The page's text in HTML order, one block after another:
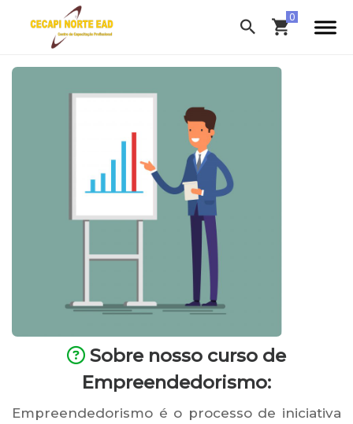
Sobre nosso curso de
Empreendedorismo:
Empreendedorismo é o processo de iniciativa